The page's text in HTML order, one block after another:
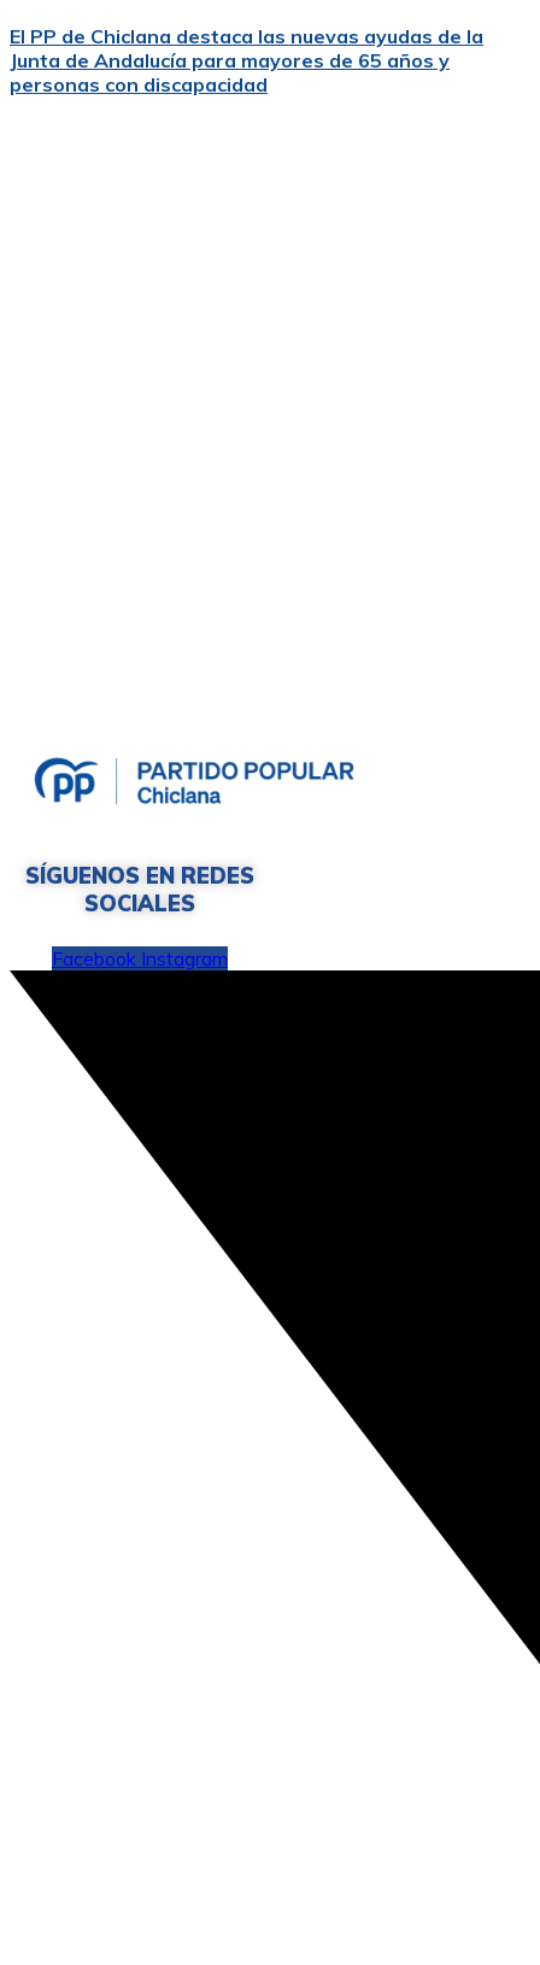
El PP de Chiclana destaca las nuevas ayudas de la
Junta de Andalucía para mayores de 65 años y
personas con discapacidad
SÍGUENOS EN REDES
SOCIALES
Facebook Instagram